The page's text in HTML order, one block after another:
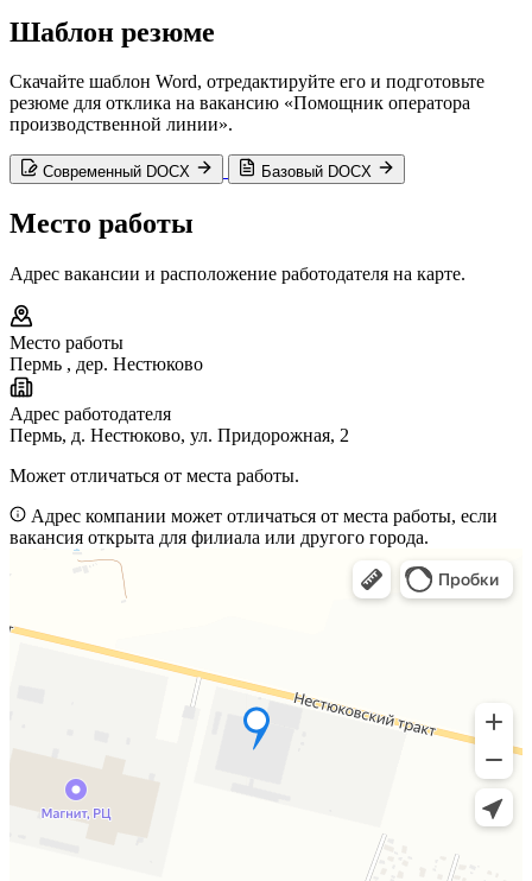
Шаблон резюме
Скачайте шаблон Word, отредактируйте его и подготовьте
резюме для отклика на вакансию «Помощник оператора
производственной линии».
Современный DOCX Базовый DOCX
Место работы
Адрес вакансии и расположение работодателя на карте.
Место работы
Пермь , дер. Нестюково
Адрес работодателя
Пермь, д. Нестюково, ул. Придорожная, 2
Может отличаться от места работы.
Адрес компании может отличаться от места работы, если
вакансия открыта для филиала или другого города.